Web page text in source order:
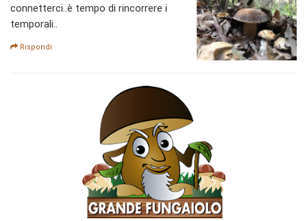
connetterci..è tempo di rincorrere i
temporali..
Rispondi